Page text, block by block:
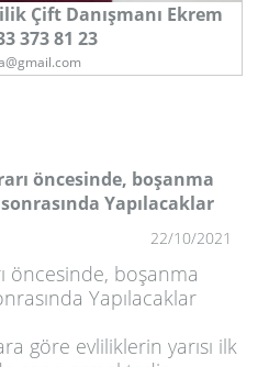
Çift Danışmanı Ekrem
373 81 23
öncesinde, boşanma
Yapılacaklar
22/10/2021
öncesinde, boşanma
Yapılacaklar
göre evliliklerin yarısı ilk